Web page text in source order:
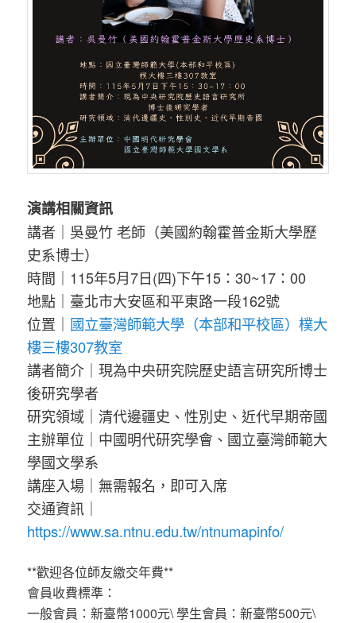
演講相關資訊
講者｜吳曼竹 老師（美國約翰霍普金斯大學歷
史系博士）
時間｜115年5月7日(四)下午15：30~17：00
地點｜臺北市大安區和平東路一段162號
位置｜ 國立臺灣師範大學（本部和平校區）樸大
樓三樓307教室
講者簡介｜現為中央研究院歷史語言研究所博士
後研究學者
研究領域｜清代邊疆史、性別史、近代早期帝國
主辦單位｜中國明代研究學會、國立臺灣師範大
學國文學系
講座入場｜無需報名，即可入席
交通資訊｜
https://www.sa.ntnu.edu.tw/ntnumapinfo/
**歡迎各位師友繳交年費**
會員收費標準：
一般會員：新臺幣1000元\ 學生會員：新臺幣500元\